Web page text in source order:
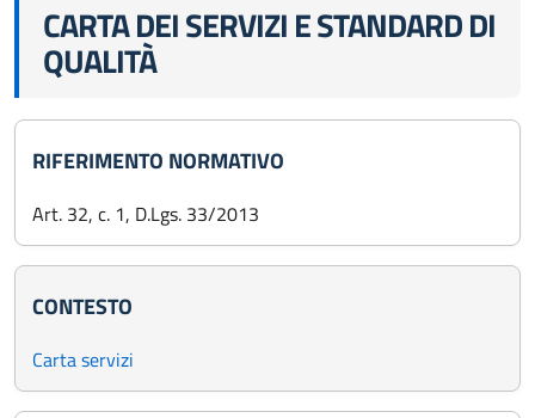
AGGIORNAMENTO PROFESSIONALE
CARTA DEI SERVIZI E STANDARD DI
QUALITÀ
RIFERIMENTO NORMATIVO
Art. 32, c. 1, D.Lgs. 33/2013
CONTESTO
Carta servizi